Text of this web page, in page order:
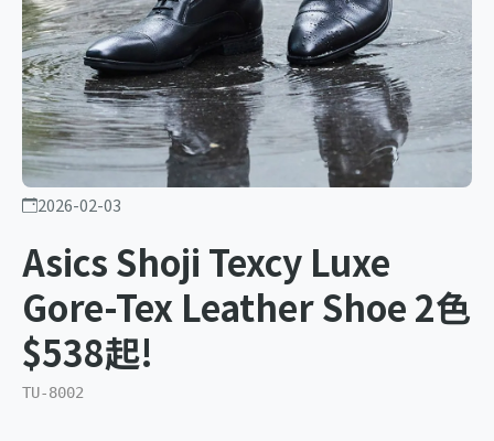
2026-02-03
Asics Shoji Texcy Luxe
Gore-Tex Leather Shoe 2色
$538起!
TU-8002